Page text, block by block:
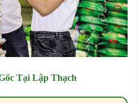
Tại Lập Thạch